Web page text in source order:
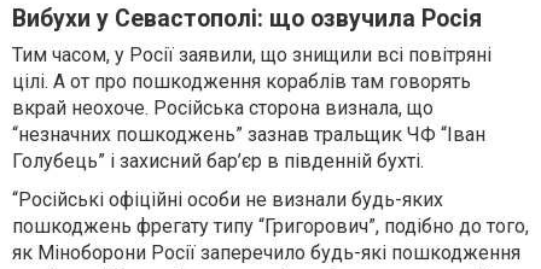
Вибухи у Севастополі: що озвучила Росія
Тим часом, у Росії заявили, що знищили всі повітряні
цілі. А от про пошкодження кораблів там говорять
вкрай неохоче. Російська сторона визнала, що
“незначних пошкоджень” зазнав тральщик ЧФ “Іван
Голубець” і захисний бар’єр в південній бухті.
“Російські офіційні особи не визнали будь-яких
пошкоджень фрегату типу “Григорович”, подібно до того,
як Міноборони Росії заперечило будь-які пошкодження